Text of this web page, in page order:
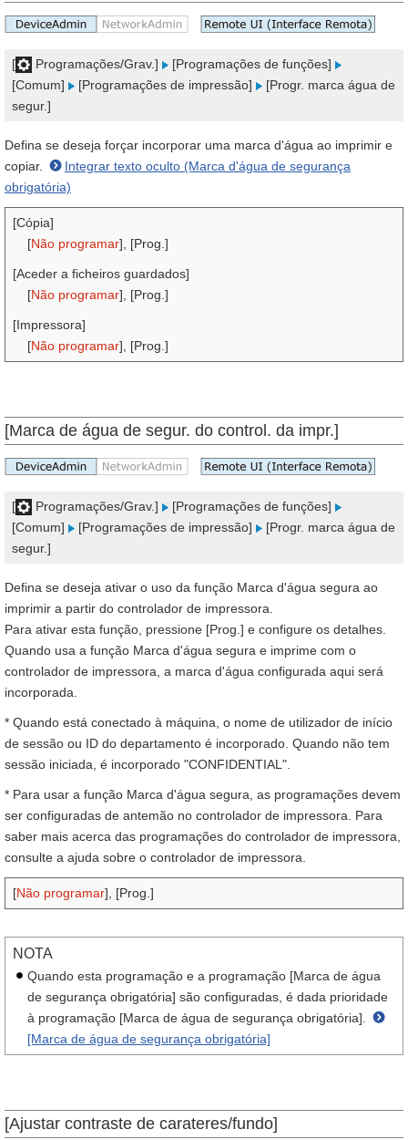
[ Programações/Grav.]
[Programações de funções]
[Comum]
[Programações de impressão]
[Progr. marca água de
segur.]
Defina se deseja forçar incorporar uma marca d'água ao imprimir e
copiar.
Integrar texto oculto (Marca d'água de segurança
obrigatória)
[Cópia]
[Não programar], [Prog.]
[Aceder a ficheiros guardados]
[Não programar], [Prog.]
[Impressora]
[Não programar], [Prog.]
[Marca de água de segur. do control. da impr.]
[ Programações/Grav.]
[Programações de funções]
[Comum]
[Programações de impressão]
[Progr. marca água de
segur.]
Defina se deseja ativar o uso da função Marca d'água segura ao
imprimir a partir do controlador de impressora.
Para ativar esta função, pressione [Prog.] e configure os detalhes.
Quando usa a função Marca d'água segura e imprime com o
controlador de impressora, a marca d'água configurada aqui será
incorporada.
* Quando está conectado à máquina, o nome de utilizador de início
de sessão ou ID do departamento é incorporado. Quando não tem
sessão iniciada, é incorporado "CONFIDENTIAL".
* Para usar a função Marca d'água segura, as programações devem
ser configuradas de antemão no controlador de impressora. Para
saber mais acerca das programações do controlador de impressora,
consulte a ajuda sobre o controlador de impressora.
[Não programar], [Prog.]
NOTA
Quando esta programação e a programação [Marca de água
de segurança obrigatória] são configuradas, é dada prioridade
à programação [Marca de água de segurança obrigatória].
[Marca de água de segurança obrigatória]
[Ajustar contraste de carateres/fundo]